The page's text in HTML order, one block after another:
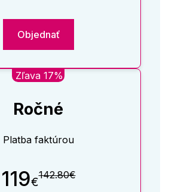
Objednať
Zľava 17%
Ročné
Platba faktúrou
119€142.80€